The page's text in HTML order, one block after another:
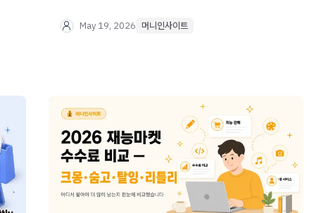
비교하고, 가장 많이 남기는 방법을 알려드립니다.
May 19, 2026 머니인사이트